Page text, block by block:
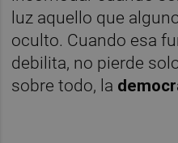
luz aquello que
oculto. Cuando esa
debilita, no pierde
sobre todo, la